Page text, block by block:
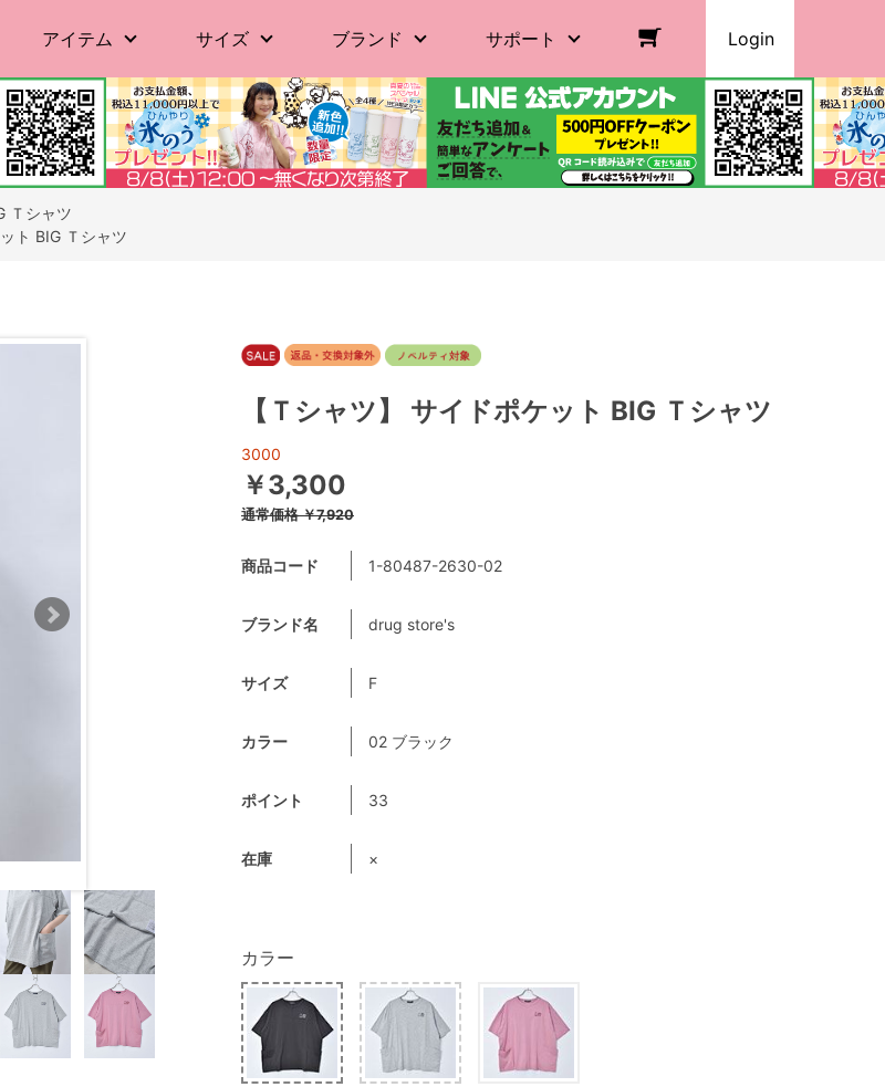
アイテム サイズ ブランド サポート Login
Ｔシャツ
ト BIG Ｔシャツ
【Ｔシャツ】 サイドポケット BIG Ｔシャツ
3000
￥3,300
通常価格￥7,920
商品コード 1-80487-2630-02
ブランド名 drug store's
サイズ F
カラー 02 ブラック
ポイント 33
在庫 ×
カラー